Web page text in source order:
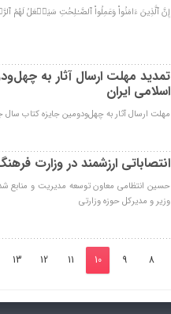
إِنَّ ٱلَّذِينَ ءَامَنُواْ وَعَمِلُواْ ٱلصَّـٰلِحَٰتِ سَيَجۡعَلُ
تمدید مهلت ارسال آثار به
اسلامی ایران
مهلت ارسال آثار به چهل‌ودومین جایزه کتاب سال
انتصاباتی ارزشمند در وزارت
حسین انتظامی معاون توسعه مدیریت و منابع
وزیر و مدیرکل حوزه وزارتی
8
9
10
11
12
13